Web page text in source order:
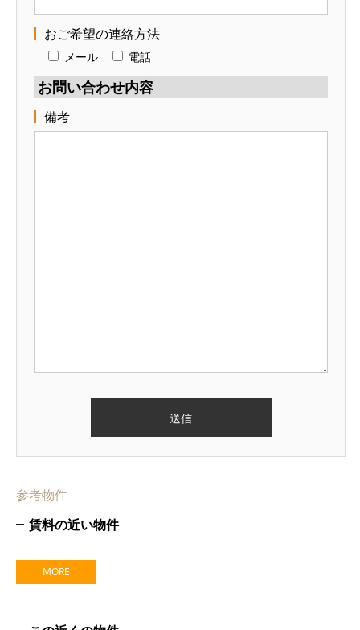
おご希望の連絡方法
メール 電話
お問い合わせ内容
備考
参考物件
賃料の近い物件
MORE